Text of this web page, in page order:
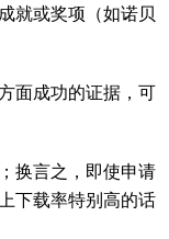
就或奖项（如诺贝
面成功的证据，可
换言之，即使申请
下载率特别高的话